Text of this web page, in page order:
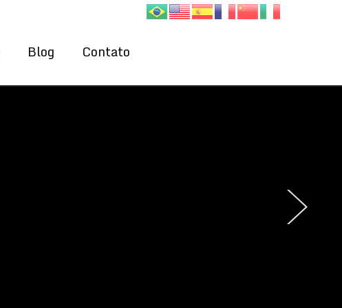
Contato
Blog
›